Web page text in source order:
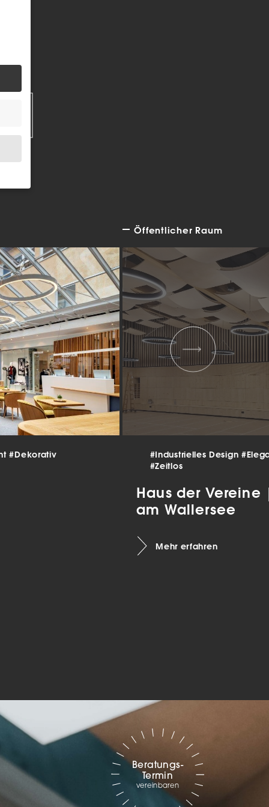
#Dekorativ
Öffentlicher Raum
#Industrielles Design
#Zeitlos
Haus der
am Wallersee
Mehr erfahren
Beratungs-
Termin
vereinbaren
.
Zurück